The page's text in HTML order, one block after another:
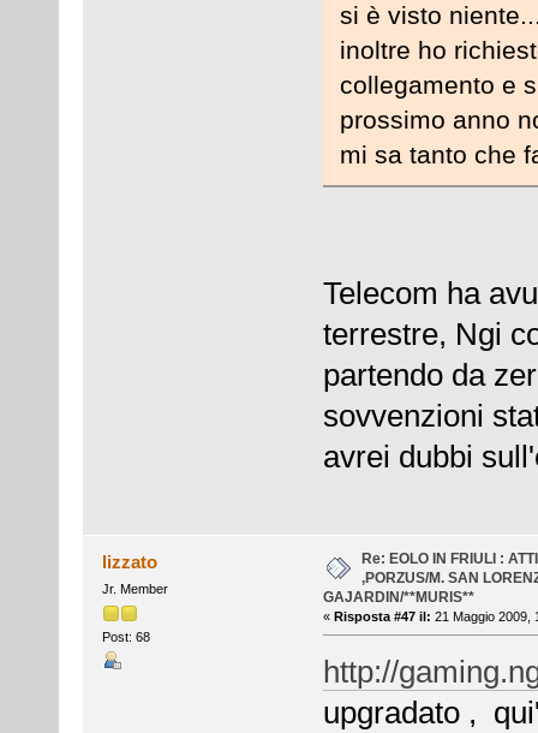
si è visto
inoltre ho
collegamento e
prossimo anno
mi sa tanto che
Telecom ha
terrestre, Ngi
partendo da
sovvenzioni
avrei dubbi
lizzato
Jr. Member
Post: 68
Re: EOLO IN FRIULI :
,PORZUS/M. SAN
GAJARDIN/**MURIS**
« Risposta #47 il: 21 Maggio 2009,
http://
upgradato ,